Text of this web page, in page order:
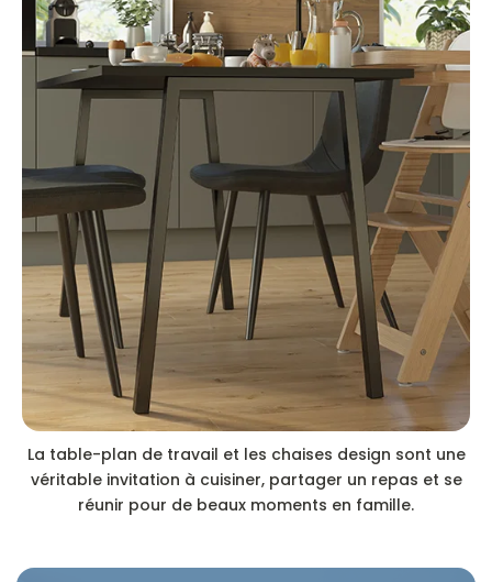
La table-plan de travail et les chaises design sont une
véritable invitation à cuisiner, partager un repas et se
réunir pour de beaux moments en famille.